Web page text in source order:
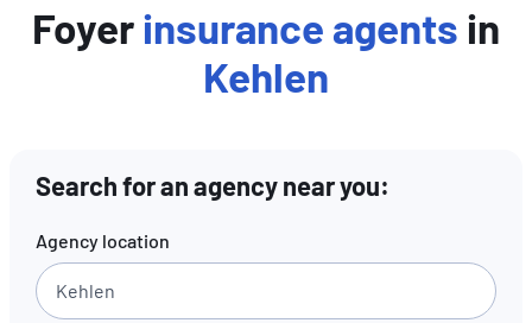
Foyerinsurance agents in
Kehlen
Search for an agency near you:
Agency location